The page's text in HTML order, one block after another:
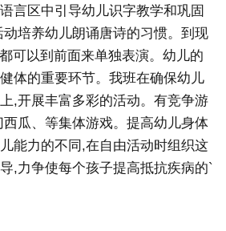
言区中引导幼儿识字教学和巩固
培养幼儿朗诵唐诗的习惯。到现
可以到前面来单独表演。幼儿的
体的重要环节。我班在确保幼儿
,开展丰富多彩的活动。有竞争游
瓜、等集体游戏。提高幼儿身体
能力的不同,在自由活动时组织这
,力争使每个孩子提高抵抗疾病的`